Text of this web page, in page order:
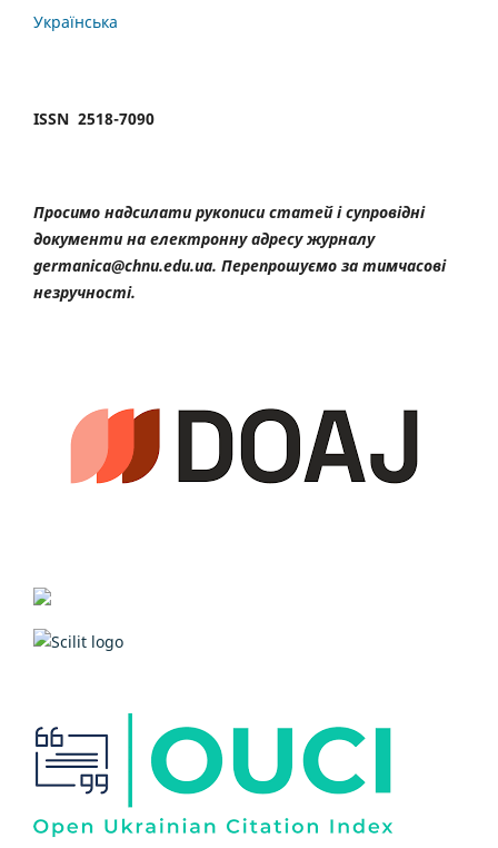
Українська
ISSN 2518-7090
Просимо надсилати рукописи статей і супровідні
документи на електронну адресу журналу
germanica@chnu.edu.ua. Перепрошуємо за тимчасові
незручності.